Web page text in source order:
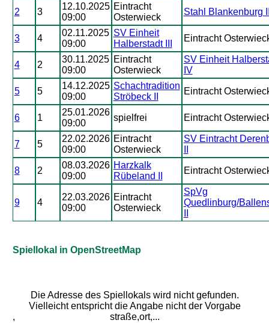
2 3
12.10.2025
09:00
Eintracht
Osterwieck
Stahl Blankenburg
3 4
02.11.2025
09:00
SV Einheit
Halberstadt III
Eintracht
4 2
30.11.2025
09:00
Eintracht
Osterwieck
SV Einheit
IV
5 5
14.12.2025
09:00
Schachtradition
Ströbeck II
Eintracht
6 1
25.01.2026
09:00
spielfrei Eintracht
7 5
22.02.2026
09:00
Eintracht
Osterwieck
SV Eintracht
8 2
08.03.2026
09:00
Harzkalk
Rübeland II
Eintracht
9 4
22.03.2026
09:00
Eintracht
Osterwieck
SpVg
Quedlinburg/
Spiellokal in OpenStreetMap
Die Adresse des Spiellokals wird nicht gefunden.
Vielleicht entspricht die Angabe nicht der Vorgabe
straße,ort,...
,